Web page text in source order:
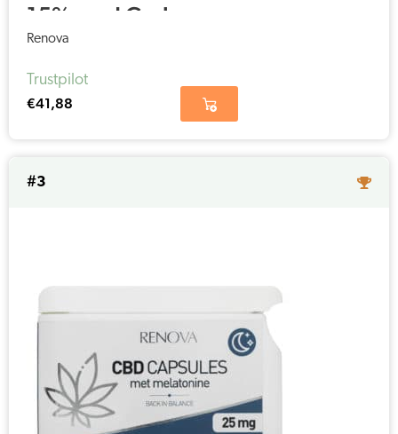
15% med Gurkemeje
(25 mg)
Renova
Trustpilot
€41,88
#3